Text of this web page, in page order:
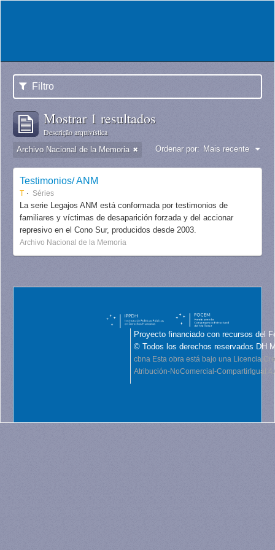
Filtro
Mostrar 1 resultados
Descrição arquivística
Archivo Nacional de la Memoria Ordenar por: Mais recente
Testimonios/ ANM
T Séries
La serie Legajos ANM está conformada por testimonios de
familiares y víctimas de desaparición forzada y del accionar
represivo en el Cono Sur, producidos desde 2003.
Archivo Nacional de la Memoria
Proyecto financiado con recursos del
© Todos los derechos reservados DH
cbna Esta obra está bajo una Licencia
Atribución-NoComercial-CompartirIgual